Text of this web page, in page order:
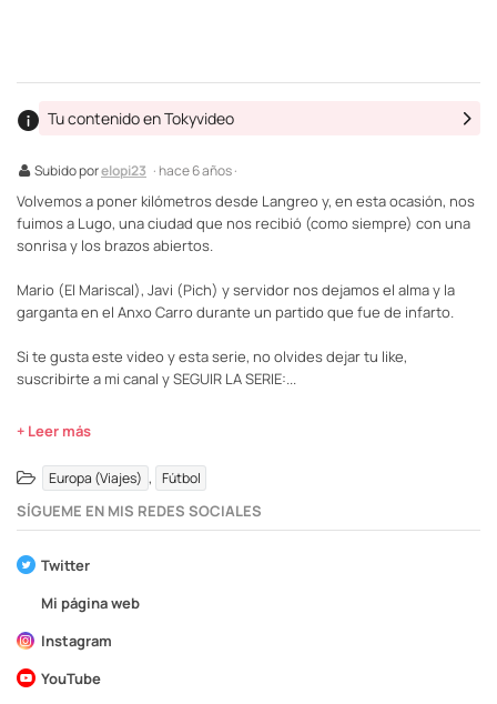
Subido porelopi23 · hace 6 años ·
Tu contenido en Tokyvideo
Volvemos a poner kilómetros desde Langreo y, en esta ocasión, nos
fuimos a Lugo, una ciudad que nos recibió (como siempre) con una
sonrisa y los brazos abiertos.
Mario (El Mariscal), Javi (Pich) y servidor nos dejamos el alma y la
garganta en el Anxo Carro durante un partido que fue de infarto.
Si te gusta este video y esta serie, no olvides dejar tu like,
suscribirte a mi canal y SEGUIR LA SERIE:...
+ Leer más
Europa (Viajes) , Fútbol
SÍGUEME EN MIS REDES SOCIALES
Twitter
Mi página web
Instagram
YouTube